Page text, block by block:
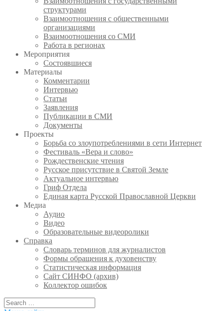
структурами
Взаимоотношения с общественными
организациями
Взаимоотношения со СМИ
Работа в регионах
Мероприятия
Состоявшиеся
Материалы
Комментарии
Интервью
Статьи
Заявления
Публикации в СМИ
Документы
Проекты
Борьба со злоупотреблениями в сети Интернет
Фестиваль «Вера и слово»
Рождественские чтения
Русское присутствие в Святой Земле
Актуальное интервью
Гриф Отдела
Единая карта Русской Православной Церкви
Медиа
Аудио
Видео
Образовательные видеоролики
Справка
Словарь терминов для журналистов
Формы обращения к духовенству
Статистическая информация
Сайт СИНФО (архив)
Коллектор ошибок